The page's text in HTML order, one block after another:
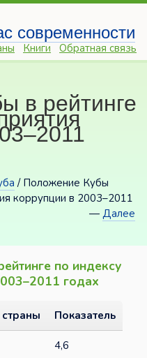
современности
Книги Обратная связь
в рейтинге
/ Положение Кубы
коррупции в 2003–2011
—Далее
по индексу
годах
Показатель
4,6